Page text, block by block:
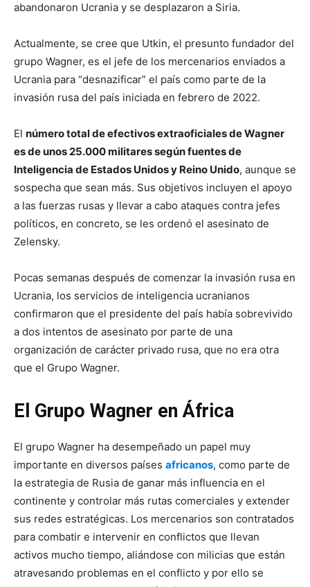
abandonaron Ucrania y se desplazaron a Siria.
Actualmente, se cree que Utkin, el presunto fundador del
grupo Wagner, es el jefe de los mercenarios enviados a
Ucrania para “desnazificar” el país como parte de la
invasión rusa del país iniciada en febrero de 2022.
El número total de efectivos extraoficiales de Wagner
es de unos 25.000 militares según fuentes de
Inteligencia de Estados Unidos y Reino Unido, aunque se
sospecha que sean más. Sus objetivos incluyen el apoyo
a las fuerzas rusas y llevar a cabo ataques contra jefes
políticos, en concreto, se les ordenó el asesinato de
Zelensky.
Pocas semanas después de comenzar la invasión rusa en
Ucrania, los servicios de inteligencia ucranianos
confirmaron que el presidente del país había sobrevivido
a dos intentos de asesinato por parte de una
organización de carácter privado rusa, que no era otra
que el Grupo Wagner.
El Grupo Wagner en África
El grupo Wagner ha desempeñado un papel muy
importante en diversos países africanos, como parte de
la estrategia de Rusia de ganar más influencia en el
continente y controlar más rutas comerciales y extender
sus redes estratégicas. Los mercenarios son contratados
para combatir e intervenir en conflictos que llevan
activos mucho tiempo, aliándose con milicias que están
atravesando problemas en el conflicto y por ello se